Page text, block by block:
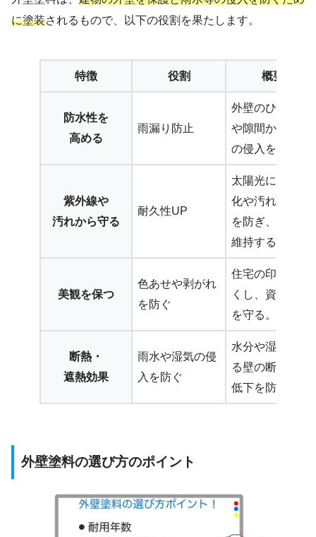
に塗装されるもので、以下の役割を果たします。
特徴 役割 概要
防水性を
高める
雨漏り防止
外壁のひび割れ
や隙間からの水
の侵入を防ぐ
紫外線や
汚れから守る
耐久性UP
太陽光による劣
化や汚れの付着
を防ぎ、美観を
維持する。
美観を保つ
色あせや剥がれ
を防ぐ
住宅の印象をよ
くし、資産価値
を守る。
断熱・
遮熱効果
雨水や湿気の侵
入を防ぐ
水分や湿気によ
る壁の断熱効果
低下を防ぐ
外壁塗料の選び方のポイント